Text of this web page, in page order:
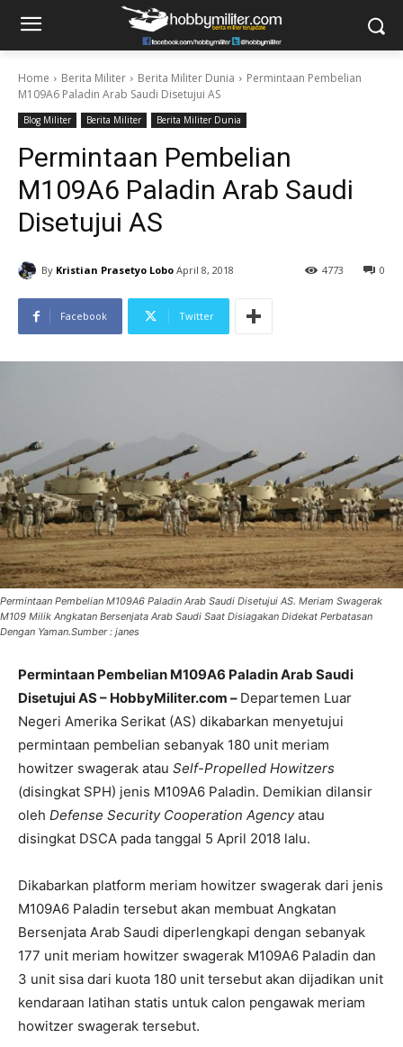
Home Berita Militer Berita Militer Dunia
Permintaan Pembelian
M109A6 Paladin Arab Saudi Disetujui AS
Blog Militer Berita Militer Berita Militer Dunia
Permintaan Pembelian
M109A6 Paladin Arab Saudi
Disetujui AS
By Kristian Prasetyo Lobo April 8, 2018 0
4773
Facebook Twitter
Permintaan Pembelian M109A6 Paladin Arab Saudi Disetujui AS. Meriam Swagerak
M109 Milik Angkatan Bersenjata Arab Saudi Saat Disiagakan Didekat Perbatasan
Dengan Yaman.Sumber : janes
Permintaan Pembelian M109A6 Paladin Arab Saudi
Disetujui AS – HobbyMiliter.com – Departemen Luar
Negeri Amerika Serikat (AS) dikabarkan menyetujui
permintaan pembelian sebanyak 180 unit meriam
howitzer swagerak atau Self-Propelled Howitzers
(disingkat SPH) jenis M109A6 Paladin. Demikian dilansir
oleh Defense Security Cooperation Agencyatau
disingkat DSCA pada tanggal 5 April 2018 lalu.
Dikabarkan platform meriam howitzer swagerak dari jenis
M109A6 Paladin tersebut akan membuat Angkatan
Bersenjata Arab Saudi diperlengkapi dengan sebanyak
177 unit meriam howitzer swagerak M109A6 Paladin dan
3 unit sisa dari kuota 180 unit tersebut akan dijadikan unit
kendaraan latihan statis untuk calon pengawak meriam
howitzer swagerak tersebut.